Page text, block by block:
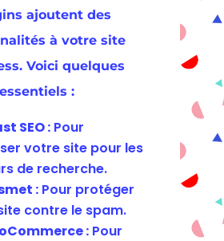
ajoutent des
à votre site
Voici quelques
:
SEO :Pour
votre site pour les
de recherche.
:Pour protéger
contre le spam.
:Pour